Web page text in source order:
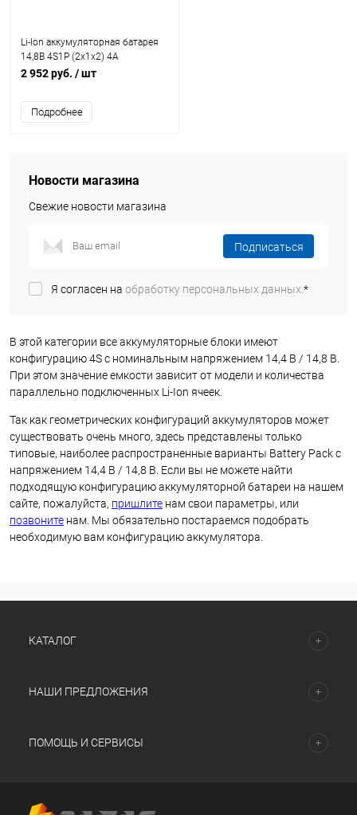
Li-Ion аккумуляторная батарея
14,8В 4S1P (2x1x2) 4A
2 952 руб. / шт
Подробнее
Новости магазина
Свежие новости магазина
Подписаться
Я согласен на обработку персональных данных.*
В этой категории все аккумуляторные блоки имеют
конфигурацию 4S с номинальным напряжением 14,4 В / 14,8 В.
При этом значение емкости зависит от модели и количества
параллельно подключенных Li-Ion ячеек.
Так как геометрических конфигураций аккумуляторов может
существовать очень много, здесь представлены только
типовые, наиболее распространенные варианты Battery Pack с
напряжением 14,4 В / 14,8 В. Если вы не можете найти
подходящую конфигурацию аккумуляторной батареи на нашем
сайте, пожалуйста, пришлите нам свои параметры, или
позвоните нам. Мы обязательно постараемся подобрать
необходимую вам конфигурацию аккумулятора.
КАТАЛОГ
НАШИ ПРЕДЛОЖЕНИЯ
ПОМОЩЬ И СЕРВИСЫ